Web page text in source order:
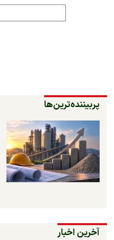
پربیننده‌ترین‌ها
آخرین اخبار